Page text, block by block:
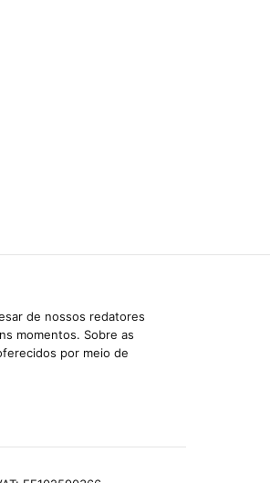
de nossos redatores
momentos. Sobre as
por meio de